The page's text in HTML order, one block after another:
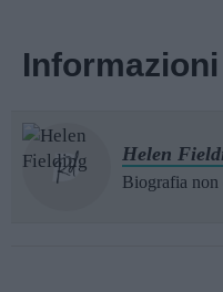
Helen
Biografia